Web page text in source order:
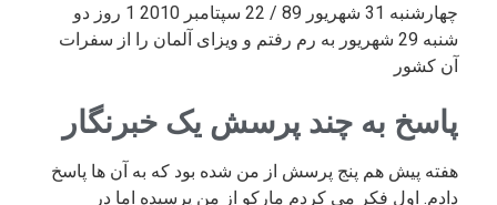
چهارشنبه 31 شهریور 89 / 22 سپتامبر 2010 1 روز دو
شنبه 29 شهریور به رم رفتم و ویزای آلمان را از سفرات
آن کشور
پاسخ به چند پرسش یک خبرنگار
هفته پیش هم پنج پرسش از من شده بود که به آن ها پاسخ
دادم. اول فکر می کردم مارکو از من پرسیده اما در